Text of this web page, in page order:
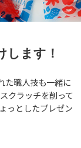
します！
た職人技も一緒に
クラッチを削って
っとしたプレゼン